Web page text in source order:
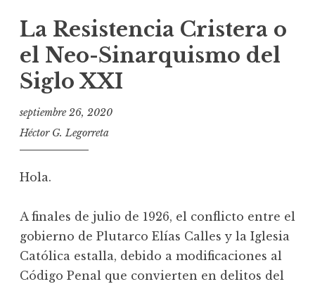
La Resistencia Cristera o
el Neo-Sinarquismo del
Siglo XXI
septiembre 26, 2020
Héctor G. Legorreta
Hola.
A finales de julio de 1926, el conflicto entre el
gobierno de Plutarco Elías Calles y la Iglesia
Católica estalla, debido a modificaciones al
Código Penal que convierten en delitos del